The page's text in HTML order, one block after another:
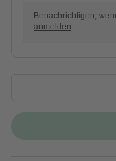
Benachrichtigen,
anmelden